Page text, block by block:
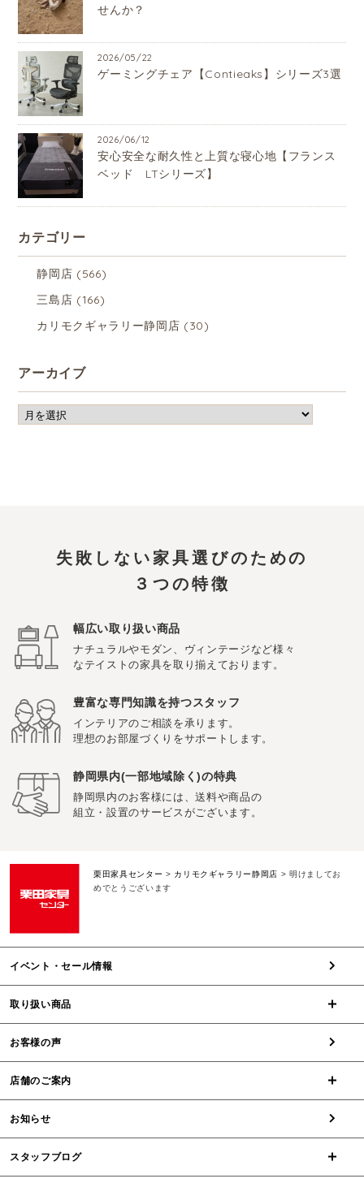
せんか？
2026/05/22
ゲーミングチェア【Contieaks】シリーズ3選
2026/06/12
安心安全な耐久性と上質な寝心地【フランス
ベッド LTシリーズ】
カテゴリー
静岡店 (566)
三島店 (166)
カリモクギャラリー静岡店 (30)
アーカイブ
失敗しない家具選びのための
３つの特徴
幅広い取り扱い商品
ナチュラルやモダン、ヴィンテージなど様々
なテイストの家具を取り揃えております。
豊富な専門知識を持つスタッフ
インテリアのご相談を承ります。
理想のお部屋づくりをサポートします。
静岡県内(一部地域除く)の特典
静岡県内のお客様には、送料や商品の
組立・設置のサービスがございます。
栗田家具センター > カリモクギャラリー静岡店 > 明けましてお
めでとうございます
イベント・セール情報
取り扱い商品
お客様の声
店舗のご案内
お知らせ
スタッフブログ